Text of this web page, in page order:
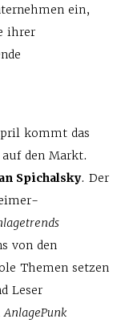
ein,
ihrer
kommt das
auf den Markt.
Spichalsky. Der
von den
Themen setzen
Leser
AnlagePunk